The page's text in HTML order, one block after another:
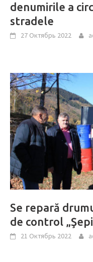
denumirile a
stradele
27 Октябрь 2022
Se repară
de control
21 Октябрь 2022